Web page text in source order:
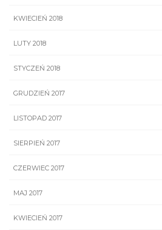
KWIECIEŃ 2018
LUTY 2018
STYCZEŃ 2018
GRUDZIEŃ 2017
LISTOPAD 2017
SIERPIEŃ 2017
CZERWIEC 2017
MAJ 2017
KWIECIEŃ 2017